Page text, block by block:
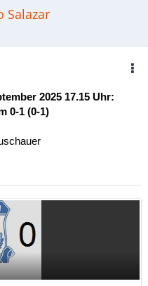
Salazar
2025 17.15 Uhr:
0-1 (0-1)